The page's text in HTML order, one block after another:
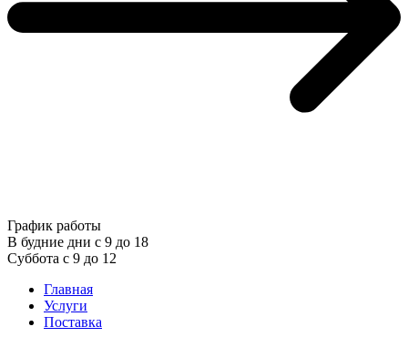
График работы
В будние дни с 9 до 18
Суббота с 9 до 12
Главная
Услуги
Поставка